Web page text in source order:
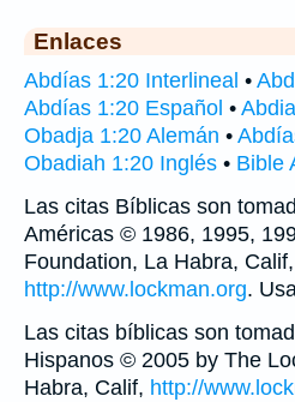
Enlaces
Abdías 1:20 Interlineal •
Abdías 1:20 Español •
Obadja 1:20 Alemán •
Obadiah 1:20 Inglés • Bible
Las citas Bíblicas son
Américas © 1986, 1995,
Foundation, La Habra, Calif,
http://www.lockman.org.
Las citas bíblicas son
Hispanos © 2005 by The
Habra, Calif, http://